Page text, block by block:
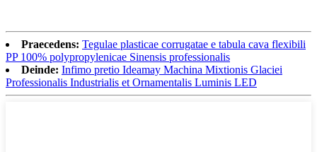
Praecedens: Tegulae plasticae corrugatae e tabula cava flexibili
PP 100% polypropylenicae Sinensis professionalis
Deinde: Infimo pretio Ideamay Machina Mixtionis Glaciei
Professionalis Industrialis et Ornamentalis Luminis LED